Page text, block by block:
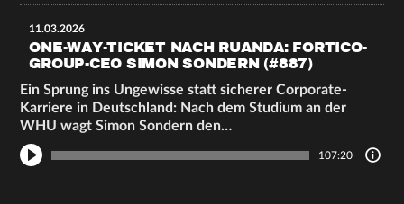
11.03.2026
ONE-WAY-TICKET NACH RUANDA: FORTICO-
GROUP-CEO SIMON SONDERN (#887)
Ein Sprung ins Ungewisse statt sicherer Corporate-
Karriere in Deutschland: Nach dem Studium an der
WHU wagt Simon Sondern den…
107:20